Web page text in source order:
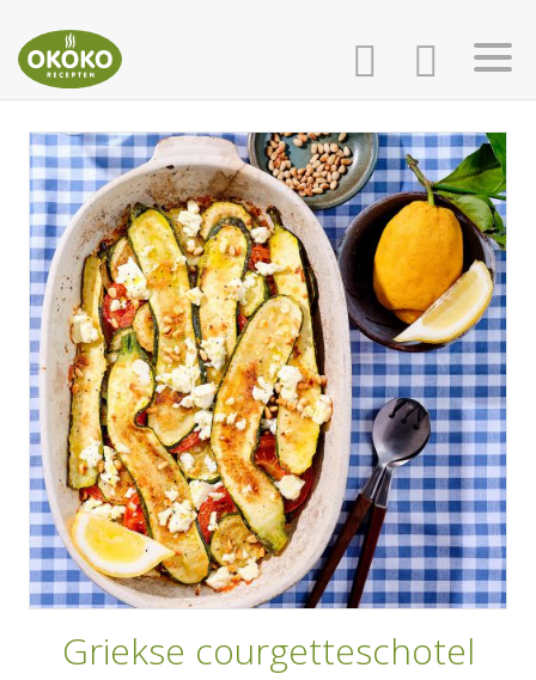
INLOGGEN
AANMELDEN
HOME
RECEPTEN
WEEKMENU'S
KOOKBOEKEN
Griekse courgetteschotel